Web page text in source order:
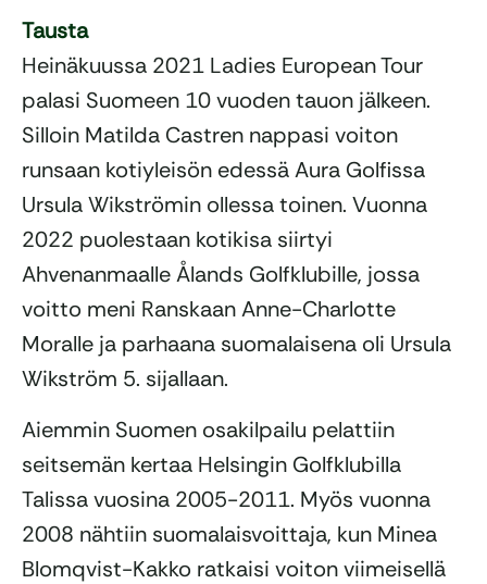
Tausta
Heinäkuussa 2021 Ladies European Tour
palasi Suomeen 10 vuoden tauon jälkeen.
Silloin Matilda Castren nappasi voiton
runsaan kotiyleisön edessä Aura Golfissa
Ursula Wikströmin ollessa toinen. Vuonna
2022 puolestaan kotikisa siirtyi
Ahvenanmaalle Ålands Golfklubille, jossa
voitto meni Ranskaan Anne-Charlotte
Moralle ja parhaana suomalaisena oli Ursula
Wikström 5. sijallaan.
Aiemmin Suomen osakilpailu pelattiin
seitsemän kertaa Helsingin Golfklubilla
Talissa vuosina 2005-2011. Myös vuonna
2008 nähtiin suomalaisvoittaja, kun Minea
Blomqvist-Kakko ratkaisi voiton viimeisellä